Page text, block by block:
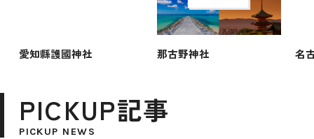
愛知縣護國神社 那古野神社 名
PICKUP記事
PICKUP NEWS